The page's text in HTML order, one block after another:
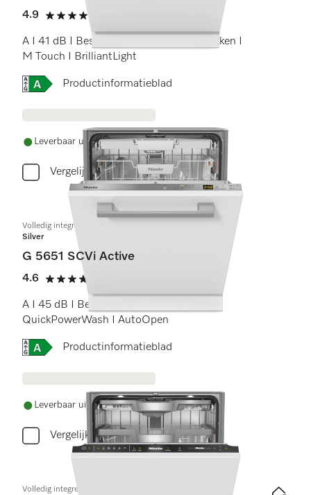
4.9
4.9 sterren op 5
A I 41 dB I Besteklade I MaxiComfort rekken I
M Touch I BrilliantLight
Online Label Flag, Energielabel
Productinformatieblad
Leverbaar uit voorraad met gratis levering
Vergelijken
Volledig integreerbare vaatwassers
Silver
G 5651 SCVi Active
4.6
4.6 sterren op 5
A I 45 dB I Besteklade I Comfort rekken I
QuickPowerWash I AutoOpen
Online Label Flag, Energielabel
Productinformatieblad
Leverbaar uit voorraad met gratis levering
Vergelijken
Volledig integreerbare vaatwasser XXL